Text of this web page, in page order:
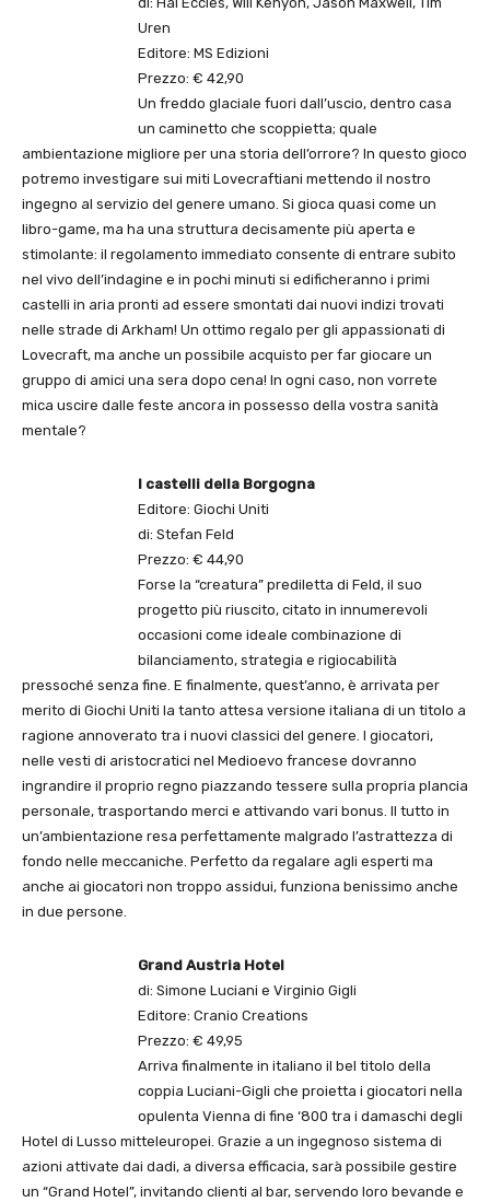
Uren
Editore: MS Edizioni
Prezzo: € 42,90
Un freddo glaciale fuori dall’uscio, dentro casa
un caminetto che scoppietta; quale
ambientazione migliore per una storia dell’orrore? In questo gioco
potremo investigare sui miti Lovecraftiani mettendo il nostro
ingegno al servizio del genere umano. Si gioca quasi come un
libro-game, ma ha una struttura decisamente più aperta e
stimolante: il regolamento immediato consente di entrare subito
nel vivo dell’indagine e in pochi minuti si edificheranno i primi
castelli in aria pronti ad essere smontati dai nuovi indizi trovati
nelle strade di Arkham! Un ottimo regalo per gli appassionati di
Lovecraft, ma anche un possibile acquisto per far giocare un
gruppo di amici una sera dopo cena! In ogni caso, non vorrete
mica uscire dalle feste ancora in possesso della vostra sanità
mentale?
I castelli della Borgogna
Editore: Giochi Uniti
di: Stefan Feld
Prezzo: € 44,90
Forse la “creatura” prediletta di Feld, il suo
progetto più riuscito, citato in innumerevoli
occasioni come ideale combinazione di
bilanciamento, strategia e rigiocabilità
pressoché senza fine. E finalmente, quest’anno, è arrivata per
merito di Giochi Uniti la tanto attesa versione italiana di un titolo a
ragione annoverato tra i nuovi classici del genere. I giocatori,
nelle vesti di aristocratici nel Medioevo francese dovranno
ingrandire il proprio regno piazzando tessere sulla propria plancia
personale, trasportando merci e attivando vari bonus. Il tutto in
un’ambientazione resa perfettamente malgrado l’astrattezza di
fondo nelle meccaniche. Perfetto da regalare agli esperti ma
anche ai giocatori non troppo assidui, funziona benissimo anche
in due persone.
Grand Austria Hotel
di: Simone Luciani e Virginio Gigli
Editore: Cranio Creations
Prezzo: € 49,95
Arriva finalmente in italiano il bel titolo della
coppia Luciani-Gigli che proietta i giocatori nella
opulenta Vienna di fine ‘800 tra i damaschi degli
Hotel di Lusso mitteleuropei. Grazie a un ingegnoso sistema di
azioni attivate dai dadi, a diversa efficacia, sarà possibile gestire
un “Grand Hotel”, invitando clienti al bar, servendo loro bevande e